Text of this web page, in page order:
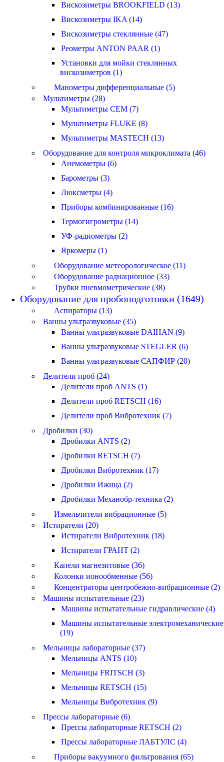
Вискозиметры BROOKFIELD (13)
Вискозиметры IKA (14)
Вискозиметры стеклянные (47)
Реометры ANTON PAAR (1)
Установки для мойки стеклянных
вискозиметров (1)
Манометры дифференциальные (5)
Мультиметры (28)
Мультиметры CEM (7)
Мультиметры FLUKE (8)
Мультиметры MASTECH (13)
Оборудование для контроля микроклимата (46)
Анемометры (6)
Барометры (3)
Люксметры (4)
Приборы комбинированные (16)
Термогигрометры (14)
УФ-радиометры (2)
Яркомеры (1)
Оборудование метеорологическое (11)
Оборудование радиационное (33)
Трубки пневмометрические (38)
Оборудование для пробоподготовки (1649)
Аспираторы (13)
Ванны ультразвуковые (35)
Ванны ультразвуковые DAIHAN (9)
Ванны ультразвуковые STEGLER (6)
Ванны ультразвуковые САПФИР (20)
Делители проб (24)
Делители проб ANTS (1)
Делители проб RETSCH (16)
Делители проб Вибротехник (7)
Дробилки (30)
Дробилки ANTS (2)
Дробилки RETSCH (7)
Дробилки Вибротехник (17)
Дробилки Ижица (2)
Дробилки Механобр-техника (2)
Измельчители вибрационные (5)
Истиратели (20)
Истиратели Вибротехник (18)
Истиратели ГРАНТ (2)
Капели магнезитовые (36)
Колонки ионообменные (56)
Концентраторы центробежно-вибрационные (2)
Машины испытательные (23)
Машины испытательные гидравлические (4)
Машины испытательные электромеханические
(19)
Мельницы лабораторные (37)
Мельницы ANTS (10)
Мельницы FRITSCH (3)
Мельницы RETSCH (15)
Мельницы Вибротехник (9)
Прессы лабораторные (6)
Прессы лабораторные RETSCH (2)
Прессы лабораторные ЛАБТУЛС (4)
Приборы вакуумного фильтрования (65)